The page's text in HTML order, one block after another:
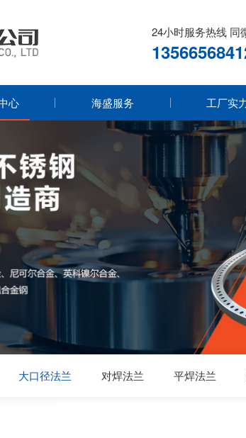
24小时服务热线 同
心 海盛服务 工厂实
大口径法兰 对焊法兰 平焊法兰